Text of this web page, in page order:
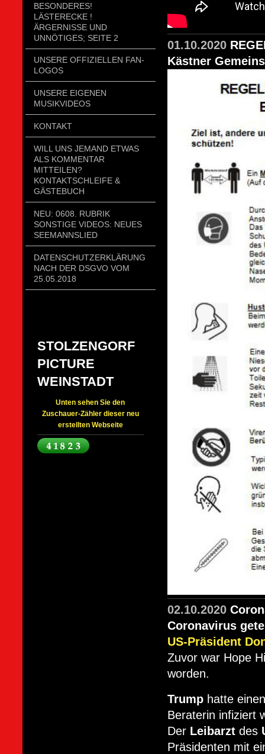
BESONDERES!
LÄSTERECKE !
ÄRGERNISSE UND
UNNÖTIGES; SEITE 2
UNSERE OFFIZIELLEN FAN-
LOGOS
UNSERE EIGENEN
MUSIKVIDEOS
KONTAKT
WILL UNS JEMAND ETWAS
ALS KOMMENTAR
MITTEILEN?
KONTAKTSCHLEIFE &
GÄSTEBUCH
NEU: 0608. RUBRIK
SONSTIGE VIDEOS: NEUES
SEEMANNSLIED
DATENSCHUTZERKLÄRUNG
NACH DER DSGVO VOM
25.05.2018
STOLZENGORF
PICTURE
WEINSTADT
Unten sehen Sie den
Zuschauer-Zähler dieser neu
erstellten Webseite
01.10.2020
Kästner
02.10.2020
Coronavirus
US-Präsident
Zuvor war Hope
worden.
Trump hatte
Beraterin infiziert
Der Leibarzt des
Präsidenten mit